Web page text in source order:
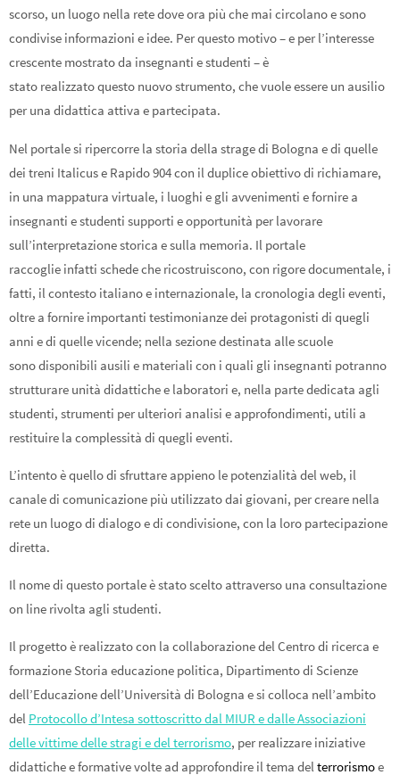
scorso, un luogo nella rete dove ora più che mai circolano e sono
condivise informazioni e idee. Per questo motivo – e per l’interesse
crescente mostrato da insegnanti e studenti – è
stato realizzato questo nuovo strumento, che vuole essere un ausilio
per una didattica attiva e partecipata.
Nel portale si ripercorre la storia della strage di Bologna e di quelle
dei treni Italicus e Rapido 904 con il duplice obiettivo di richiamare,
in una mappatura virtuale, i luoghi e gli avvenimenti e fornire a
insegnanti e studenti supporti e opportunità per lavorare
sull’interpretazione storica e sulla memoria. Il portale
raccoglie infatti schede che ricostruiscono, con rigore documentale, i
fatti, il contesto italiano e internazionale, la cronologia degli eventi,
oltre a fornire importanti testimonianze dei protagonisti di quegli
anni e di quelle vicende; nella sezione destinata alle scuole
sono disponibili ausili e materiali con i quali gli insegnanti potranno
strutturare unità didattiche e laboratori e, nella parte dedicata agli
studenti, strumenti per ulteriori analisi e approfondimenti, utili a
restituire la complessità di quegli eventi.
L’intento è quello di sfruttare appieno le potenzialità del web, il
canale di comunicazione più utilizzato dai giovani, per creare nella
rete un luogo di dialogo e di condivisione, con la loro partecipazione
diretta.
Il nome di questo portale è stato scelto attraverso una consultazione
on line rivolta agli studenti.
Il progetto è realizzato con la collaborazione del Centro di ricerca e
formazione Storia educazione politica, Dipartimento di Scienze
dell’Educazione dell’Università di Bologna e si colloca nell’ambito
del Protocollo d’Intesa sottoscritto dal MIUR e dalle Associazioni
delle vittime delle stragi e del terrorismo, per realizzare iniziative
didattiche e formative volte ad approfondire il tema delterrorismoe